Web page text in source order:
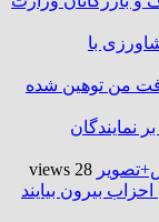
کشاورزی با
من توهین شده
نمایندگان
28 views
بیرون بیایند